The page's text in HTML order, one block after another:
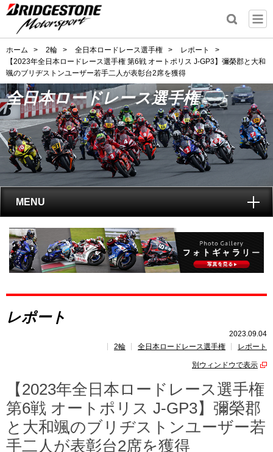
ホーム > 2輪 > 全日本ロードレース選手権 > レポート
>
【2023年全日本ロードレース選手権 第6戦 オートポリス J-GP3】彌榮郡と大和
颯のブリヂストンユーザー若手二人が表彰台2席を獲得
全日本ロードレース選手権
MENU
トップ
全日本ロードレース選手権とは?
レポート
速報
ポイントランキング
レポート
2023.09.04
2輪
全日本ロードレース選手権 レポート
別ウィンドウで表示
【2023年全日本ロードレース選手権
第6戦 オートポリス J-GP3】彌榮郡
と大和颯のブリヂストンユーザー若
手二人が表彰台2席を獲得